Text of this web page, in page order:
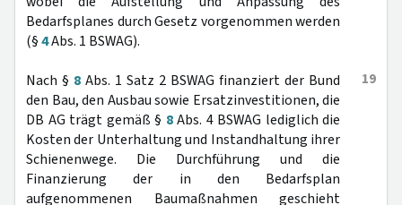
Bedarfsplanes durch Gesetz vorgenommen werden
(§4Abs. 1 BSWAG).
19
Nach § 8 Abs. 1 Satz 2 BSWAG finanziert der Bund
den Bau, den Ausbau sowie Ersatzinvestitionen, die
DB AG trägt gemäß § 8Abs. 4 BSWAG lediglich die
Kosten der Unterhaltung und Instandhaltung ihrer
Schienenwege. Die Durchführung und die
Finanzierung der in den Bedarfsplan
aufgenommenen Baumaßnahmen geschieht